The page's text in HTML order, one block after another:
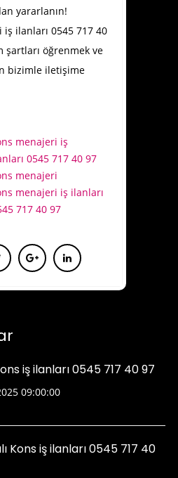
yararlanın!
ilanları 0545 717 40
öğrenmek ve
bizimle iletişime
menajeri iş
0545 717 40 97
menajeri
menajeri iş ilanları
717 40 97
iş ilanları 0545 717 40 97
09:00:00
Kons iş ilanları 0545 717 40